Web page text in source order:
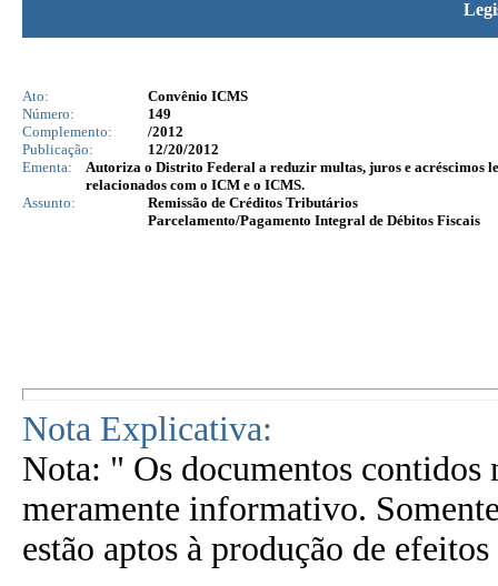
Ato:
Convênio ICMS
Número:
149
Complemento:
/2012
Publicação:
12/20/2012
Ementa:
Autoriza o Distrito Federal a reduzir multas, juros e acréscimos
relacionados com o ICM e o ICMS.
Assunto:
Remissão de Créditos Tributários
Parcelamento/Pagamento Integral de Débitos Fiscais
Nota Explicativa:
Nota: " Os documentos contidos
meramente informativo.
estão aptos à produção de